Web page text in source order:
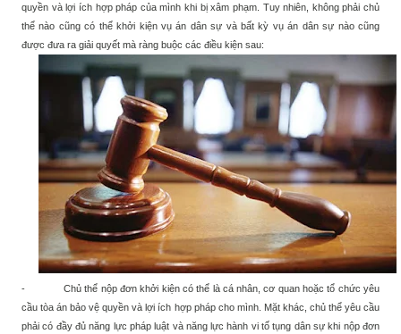
quyền và lợi ích hợp pháp của mình khi bị xâm phạm. Tuy nhiên, không phải chủ
thể nào cũng có thể khởi kiện vụ án dân sự và bất kỳ vụ án dân sự nào cũng
được đưa ra giải quyết mà ràng buộc các điều kiện sau:
-
Chủ thể nộp đơn khởi kiện có thể là cá nhân, cơ quan hoặc tổ chức yêu
cầu tòa án bảo vệ quyền và lợi ích hợp pháp cho mình. Mặt khác, chủ thể yêu cầu
phải có đầy đủ năng lực pháp luật và năng lực hành vi tố tụng dân sự khi nộp đơn